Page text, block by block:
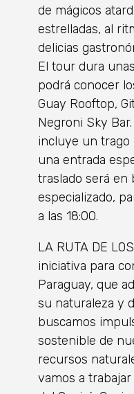
de mágicos
estrelladas, al
delicias
El tour dura
podrá conocer
Guay Rooftop,
Negroni Sky
incluye un trago
una entrada
traslado será en
especializado,
a las 18:00.
LA RUTA DE
iniciativa para
Paraguay, que
su naturaleza y
buscamos
sostenible de
recursos
vamos a